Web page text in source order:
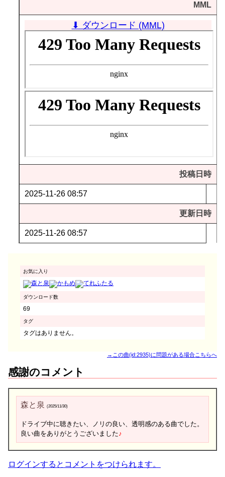
MML
⬇ ダウンロード (MML)
投稿日時
2025-11-26 08:57
更新日時
2025-11-26 08:57
お気に入り
ダウンロード数
69
タグ
タグはありません。
→この曲(id:2935)に問題がある場合こちらへ
感謝のコメント
森と泉 (2025/11/30)
ドライブ中に聴きたい、ノリの良い、透明感のある曲でした。
良い曲をありがとうございました♪
ログインするとコメントをつけられます。